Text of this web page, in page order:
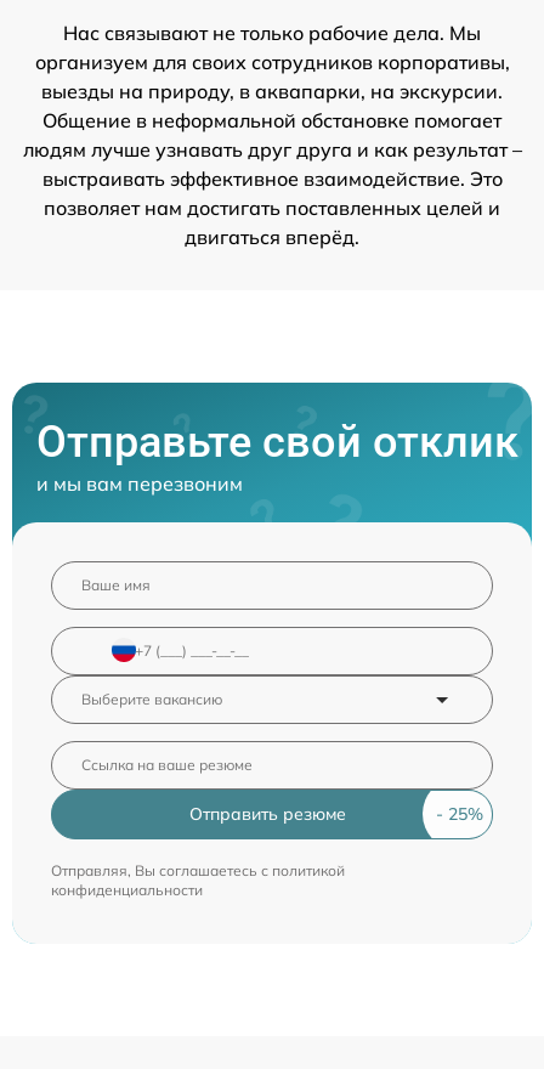
Нас связывают не только рабочие дела. Мы
организуем для своих сотрудников корпоративы,
выезды на природу, в аквапарки, на экскурсии.
Общение в неформальной обстановке помогает
людям лучше узнавать друг друга и как результат –
выстраивать эффективное взаимодействие. Это
позволяет нам достигать поставленных целей и
двигаться вперёд.
Отправьте свой отклик
и мы вам перезвоним
Отправить резюме
Отправляя, Вы соглашаетесь с политикой
конфиденциальности